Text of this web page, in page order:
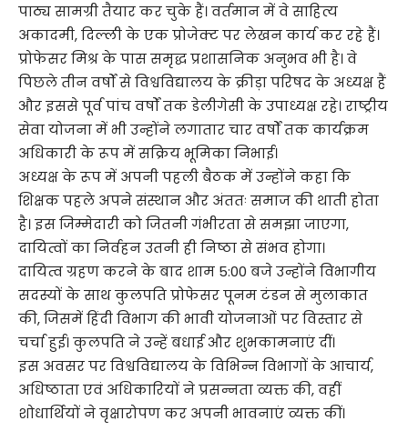
पाठ्य सामग्री तैयार कर चुके हैं। वर्तमान में वे साहित्य
अकादमी, दिल्ली के एक प्रोजेक्ट पर लेखन कार्य कर रहे हैं।
प्रोफेसर मिश्र के पास समृद्ध प्रशासनिक अनुभव भी है। वे
पिछले तीन वर्षों से विश्वविद्यालय के क्रीड़ा परिषद के अध्यक्ष हैं
और इससे पूर्व पांच वर्षों तक डेलीगेसी के उपाध्यक्ष रहे। राष्ट्रीय
सेवा योजना में भी उन्होंने लगातार चार वर्षों तक कार्यक्रम
अधिकारी के रूप में सक्रिय भूमिका निभाई।
अध्यक्ष के रूप में अपनी पहली बैठक में उन्होंने कहा कि
शिक्षक पहले अपने संस्थान और अंततः समाज की थाती होता
है। इस जिम्मेदारी को जितनी गंभीरता से समझा जाएगा,
दायित्वों का निर्वहन उतनी ही निष्ठा से संभव होगा।
दायित्व ग्रहण करने के बाद शाम 5:00 बजे उन्होंने विभागीय
सदस्यों के साथ कुलपति प्रोफेसर पूनम टंडन से मुलाकात
की, जिसमें हिंदी विभाग की भावी योजनाओं पर विस्तार से
चर्चा हुई। कुलपति ने उन्हें बधाई और शुभकामनाएं दीं।
इस अवसर पर विश्वविद्यालय के विभिन्न विभागों के आचार्य,
अधिष्ठाता एवं अधिकारियों ने प्रसन्नता व्यक्त की, वहीं
शोधार्थियों ने वृक्षारोपण कर अपनी भावनाएं व्यक्त कीं।